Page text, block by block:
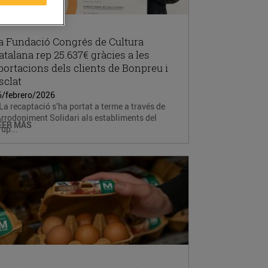
Fundació Congrés de Cultura
rep 25.637€ gràcies a les
dels clients de Bonpreu i
febrero/2026
recaptació s’ha portat a terme a través de
Solidari als establiments del
MÁS